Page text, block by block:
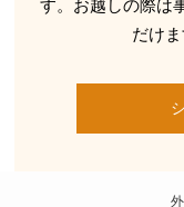
す。お越しの際は
だけ